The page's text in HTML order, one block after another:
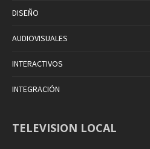
DISEÑO
AUDIOVISUALES
INTERACTIVOS
INTEGRACIÓN
TELEVISION LOCAL